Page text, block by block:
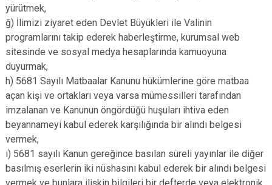
yürütmek,
ğ) İlimizi ziyaret eden Devlet Büyükleri ile Valinin
programlarını takip ederek haberleştirme, kurumsal web
sitesinde ve sosyal medya hesaplarında kamuoyuna
duyurmak,
h) 5681 Sayılı Matbaalar Kanunu hükümlerine göre matbaa
açan kişi ve ortakları veya varsa mümessilleri tarafından
imzalanan ve Kanunun öngördüğü huşuları ihtiva eden
beyannameyi kabul ederek karşılığında bir alındı belgesi
vermek,
ı) 5681 sayılı Kanun gereğince basılan süreli yayınlar ile diğer
basılmış eserlerin iki nüshasını kabul ederek bir alındı belgesi